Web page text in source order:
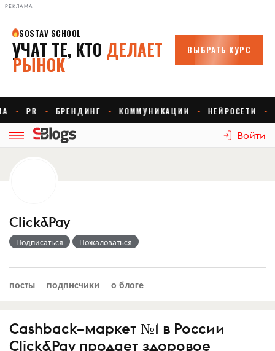
РЕКЛАМА
Войти
Click&Pay
Подписаться Пожаловаться
посты подписчики о блоге
Cashback–маркет №1 в России
Click&Pay продает здоровое